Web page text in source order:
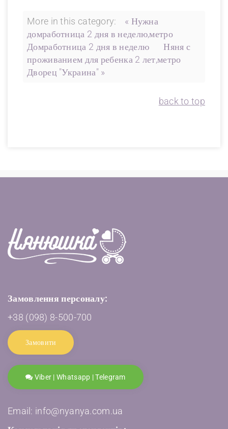
More in this category:
« Нужна
домработница 2 дня в неделю,метро
Домработница 2 дня в неделю
Няня с
проживанием для ребенка 2 лет,метро
Дворец "Украина" »
back to top
Замовлення персоналу:
+38 (098) 8-500-700
Замовити
Viber | Whatsapp | Telegram
Email: info@nyanya.com.ua